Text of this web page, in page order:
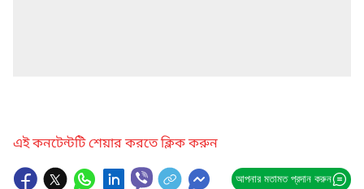
এই কনটেন্টটি শেয়ার করতে ক্লিক করুন
আপনার মতামত প্রদান করুন